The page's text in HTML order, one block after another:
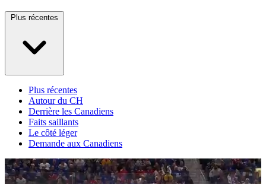
Plus récentes
Plus récentes
Autour du CH
Derrière les Canadiens
Faits saillants
Le côté léger
Demande aux Canadiens